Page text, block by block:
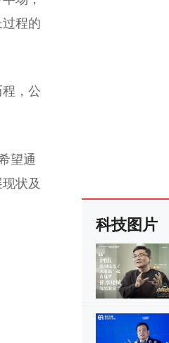
程的
，公
望通
状及
科技图片